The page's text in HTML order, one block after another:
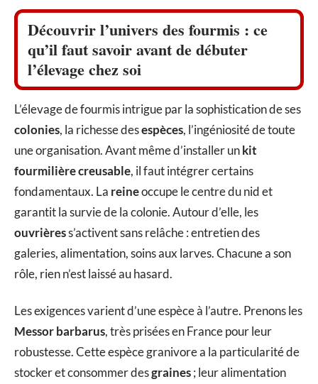
Découvrir l’univers des fourmis : ce
qu’il faut savoir avant de débuter
l’élevage chez soi
L’élevage de fourmis intrigue par la sophistication de ses
colonies, la richesse desespèces, l’ingéniosité de toute
une organisation. Avant même d’installer unkit
fourmilière creusable, il faut intégrer certains
fondamentaux. La reineoccupe le centre du nid et
garantit la survie de la colonie. Autour d’elle, les
ouvrièress’activent sans relâche : entretien des
galeries, alimentation, soins aux larves. Chacune a son
rôle, rien n’est laissé au hasard.
Les exigences varient d’une espèce à l’autre. Prenons les
Messor barbarus, très prisées en France pour leur
robustesse. Cette espèce granivore a la particularité de
stocker et consommer desgraines; leur alimentation